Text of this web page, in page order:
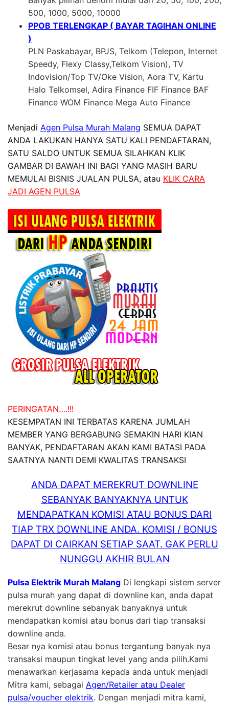
500, 1000, 5000, 10000
PPOB TERLENGKAP ( BAYAR TAGIHAN ONLINE
)
PLN Paskabayar, BPJS, Telkom (Telepon, Internet
Speedy, Flexy Classy,Telkom Vision), TV
Indovision/Top TV/Oke Vision, Aora TV, Kartu
Halo Telkomsel, Adira Finance FIF Finance BAF
Finance WOM Finance Mega Auto Finance
Menjadi Agen Pulsa Murah Malang SEMUA DAPAT
ANDA LAKUKAN HANYA SATU KALI PENDAFTARAN,
SATU SALDO UNTUK SEMUA SILAHKAN KLIK
GAMBAR DI BAWAH INI BAGI YANG MASIH BARU
MEMULAI BISNIS JUALAN PULSA, atau KLIK CARA
JADI AGEN PULSA
PERINGATAN….!!!
KESEMPATAN INI TERBATAS KARENA JUMLAH
MEMBER YANG BERGABUNG SEMAKIN HARI KIAN
BANYAK, PENDAFTARAN AKAN KAMI BATASI PADA
SAATNYA NANTI DEMI KWALITAS TRANSAKSI
ANDA DAPAT MEREKRUT DOWNLINE
SEBANYAK BANYAKNYA UNTUK
MENDAPATKAN KOMISI ATAU BONUS DARI
TIAP TRX DOWNLINE ANDA. KOMISI / BONUS
DAPAT DI CAIRKAN SETIAP SAAT. GAK PERLU
NUNGGU AKHIR BULAN
Pulsa Elektrik Murah Malang Di lengkapi sistem server
pulsa murah yang dapat di downline kan, anda dapat
merekrut downline sebanyak banyaknya untuk
mendapatkan komisi atau bonus dari tiap transaksi
downline anda.
Besar nya komisi atau bonus tergantung banyak nya
transaksi maupun tingkat level yang anda pilih.Kami
menawarkan kerjasama kepada anda untuk menjadi
Mitra kami, sebagai Agen/Retailer atau Dealer
pulsa/voucher elektrik. Dengan menjadi mitra kami,